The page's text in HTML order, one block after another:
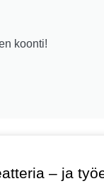
koonti!
– ja